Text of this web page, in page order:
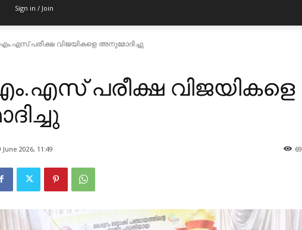
Sign in / Join
പരീക്ഷ വിജയികളെ അനുമോദിച്ചു
പരീക്ഷ വിജയികളെ
2026, 11:49 69